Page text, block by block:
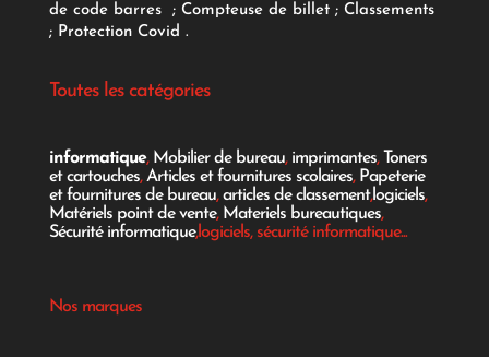
de code barres
; Compteuse de billet; Classements
; Protection Covid .
Toutes les catégories
informatique, Mobilier de bureau, imprimantes, Toners
et cartouches,Articles et fournitures scolaires, Papeterie
et fournitures de bureau,articles de classement,logiciels,
Matériels point de vente, Materiels bureautiques,
Sécurité informatique,logiciels, sécurité informatique...
Nos marques